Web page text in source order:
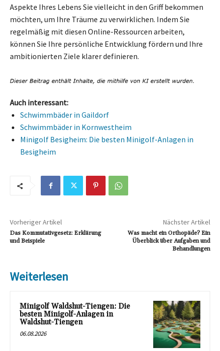
Aspekte Ihres Lebens Sie vielleicht in den Griff bekommen
möchten, um Ihre Träume zu verwirklichen. Indem Sie
regelmäßig mit diesen Online-Ressourcen arbeiten,
können Sie Ihre persönliche Entwicklung fördern und Ihre
ambitionierten Ziele klarer definieren.
Auch interessant:
Schwimmbäder in Gaildorf
Schwimmbäder in Kornwestheim
Minigolf Besigheim: Die besten Minigolf-Anlagen in
Besigheim
Vorheriger Artikel
Das Kommutativgesetz: Erklärung
und Beispiele
Nächster Artikel
Was macht ein Orthopäde? Ein
Überblick über Aufgaben und
Behandlungen
Weiterlesen
Minigolf Waldshut-Tiengen: Die
besten Minigolf-Anlagen in
Waldshut-Tiengen
06.08.2026